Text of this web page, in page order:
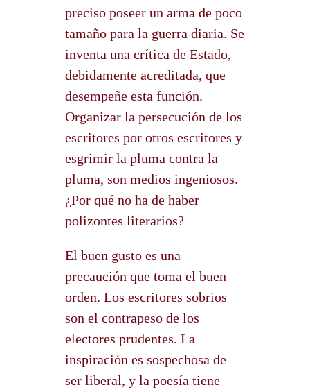
preciso poseer un arma de poco
tamaño para la guerra diaria. Se
inventa una crítica de Estado,
debidamente acreditada, que
desempeñe esta función.
Organizar la persecución de los
escritores por otros escritores y
esgrimir la pluma contra la
pluma, son medios ingeniosos.
¿Por qué no ha de haber
polizontes literarios?
El buen gusto es una
precaución que toma el buen
orden. Los escritores sobrios
son el contrapeso de los
electores prudentes. La
inspiración es sospechosa de
ser liberal, y la poesía tiene